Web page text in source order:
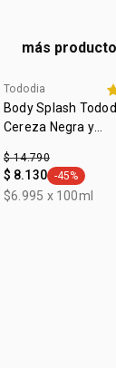
más
Tododia
Body Splash
Cereza Negra y
$ 14.790
$ 8.130 general.tag -
-45%
$6.995 x 100ml